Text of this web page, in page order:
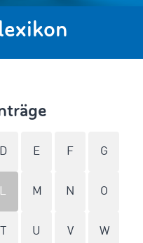
D E F G
L M N O
U V W